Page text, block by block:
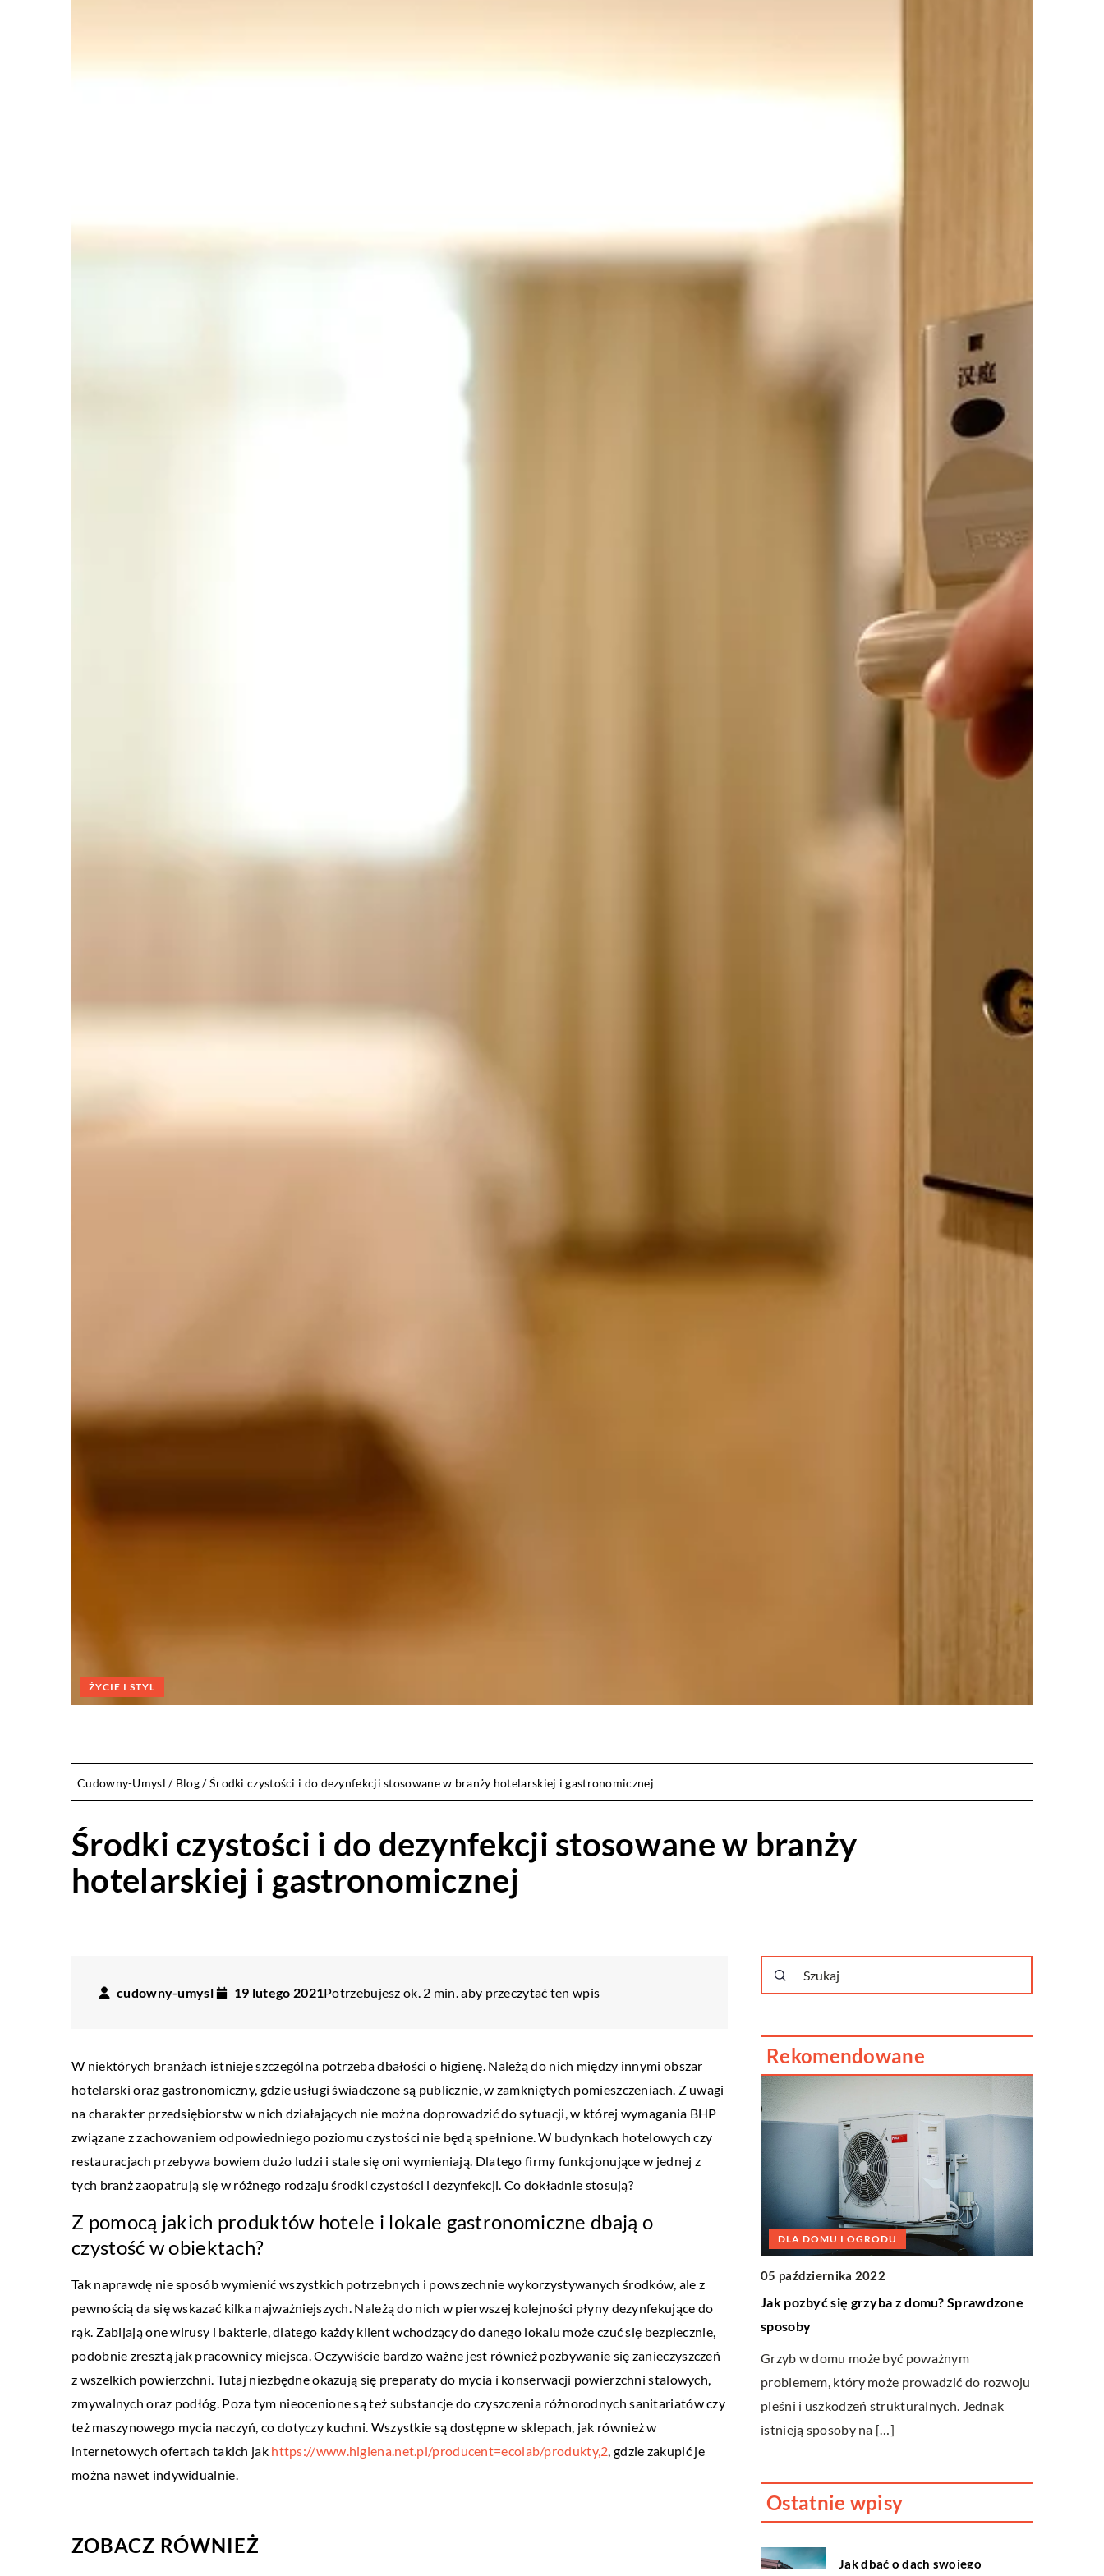
ŻYCIE I STYL
Cudowny-Umysl / Blog/Środki czystości i do dezynfekcji stosowane w branży hotelarskiej i gastronomicznej
Środki czystości i do dezynfekcji stosowane w branży
hotelarskiej i gastronomicznej
cudowny-umysl 19 lutego 2021Potrzebujesz ok. 2 min. aby przeczytać ten wpis
W niektórych branżach istnieje szczególna potrzeba dbałości o higienę. Należą do nich między innymi obszar
hotelarski oraz gastronomiczny, gdzie usługi świadczone są publicznie, w zamkniętych pomieszczeniach. Z uwagi
na charakter przedsiębiorstw w nich działających nie można doprowadzić do sytuacji, w której wymagania BHP
związane z zachowaniem odpowiedniego poziomu czystości nie będą spełnione. W budynkach hotelowych czy
restauracjach przebywa bowiem dużo ludzi i stale się oni wymieniają. Dlatego firmy funkcjonujące w jednej z
tych branż zaopatrują się w różnego rodzaju środki czystości i dezynfekcji. Co dokładnie stosują?
Z pomocą jakich produktów hotele i lokale gastronomiczne dbają o
czystość w obiektach?
Tak naprawdę nie sposób wymienić wszystkich potrzebnych i powszechnie wykorzystywanych środków, ale z
pewnością da się wskazać kilka najważniejszych. Należą do nich w pierwszej kolejności płyny dezynfekujące do
rąk. Zabijają one wirusy i bakterie, dlatego każdy klient wchodzący do danego lokalu może czuć się bezpiecznie,
podobnie zresztą jak pracownicy miejsca. Oczywiście bardzo ważne jest również pozbywanie się zanieczyszczeń
z wszelkich powierzchni. Tutaj niezbędne okazują się preparaty do mycia i konserwacji powierzchni stalowych,
zmywalnych oraz podłóg. Poza tym nieocenione są też substancje do czyszczenia różnorodnych sanitariatów czy
też maszynowego mycia naczyń, co dotyczy kuchni. Wszystkie są dostępne w sklepach, jak również w
internetowych ofertach takich jak https://www.higiena.net.pl/producent=ecolab/produkty,2, gdzie zakupić je
można nawet indywidualnie.
ZOBACZ RÓWNIEŻ
Rekomendowane
BUDOWNICTWO
Jak zbudować zbiornik na deszczówkę
zgodnie z prawem?
Gromadzenie wody deszczowej z roku na rok
zyskuje na popularności. Rozwiązanie to
pozwala bowiem w znacznym stopniu
ograniczyć korzystanie z […]
W jakiej formie wysłać życzenia
świąteczne?
Życzenia świąteczne można wysyłać na wiele
sposobów. Jeszcze parę lat temu to forma
listowna była tą najbardziej popularną.
Jednakże aktualnie […]
DLA DOMU I OGRODU
05 października 2022
Jak pozbyć się grzyba z domu? Sprawdzone
sposoby
Grzyb w domu może być poważnym
problemem, który może prowadzić do rozwoju
pleśni i uszkodzeń strukturalnych. Jednak
istnieją sposoby na […]
Ostatnie wpisy
Jak dbać o dach swojego